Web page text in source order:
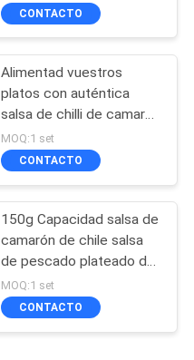
CONTACTO
Alimentad vuestros
platos con auténtica
salsa de chilli de camarón
salsa de pescado de
chilli
MOQ:1 set
CONTACTO
150g Capacidad salsa de
camarón de chile salsa
de pescado plateado de
chile con certificaciones
internacionales
MOQ:1 set
CONTACTO